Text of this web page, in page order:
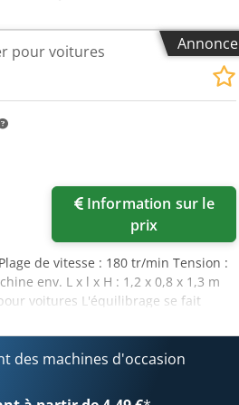
Annonce
pour voitures
Information sur le
prix
de vitesse : 180 tr/min Tension :
env. L x l x H : 1,2 x 0,8 x 1,3 m
voitures L'équilibrage se fait
numérique du poids.
36mm Vitesse de mesure 120
de la jante max. 10" - 24 Ø de roue
des machines d'occasion